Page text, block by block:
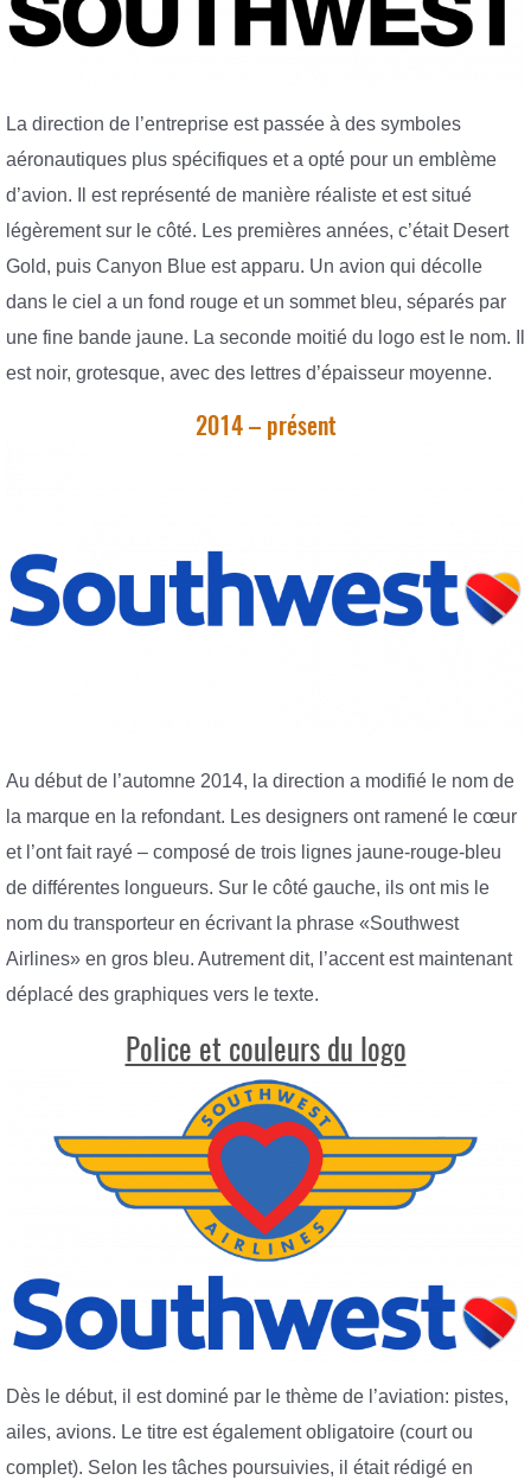
La direction de l’entreprise est passée à des symboles
aéronautiques plus spécifiques et a opté pour un emblème
d’avion. Il est représenté de manière réaliste et est situé
légèrement sur le côté. Les premières années, c’était Desert
Gold, puis Canyon Blue est apparu. Un avion qui décolle
dans le ciel a un fond rouge et un sommet bleu, séparés par
une fine bande jaune. La seconde moitié du logo est le nom. Il
est noir, grotesque, avec des lettres d’épaisseur moyenne.
2014 – présent
Au début de l’automne 2014, la direction a modifié le nom de
la marque en la refondant. Les designers ont ramené le cœur
et l’ont fait rayé – composé de trois lignes jaune-rouge-bleu
de différentes longueurs. Sur le côté gauche, ils ont mis le
nom du transporteur en écrivant la phrase «Southwest
Airlines» en gros bleu. Autrement dit, l’accent est maintenant
déplacé des graphiques vers le texte.
Police et couleurs du logo
Dès le début, il est dominé par le thème de l’aviation: pistes,
ailes, avions. Le titre est également obligatoire (court ou
complet). Selon les tâches poursuivies, il était rédigé en